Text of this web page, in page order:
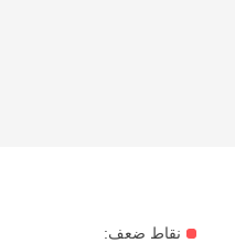
نقاط ضعف: